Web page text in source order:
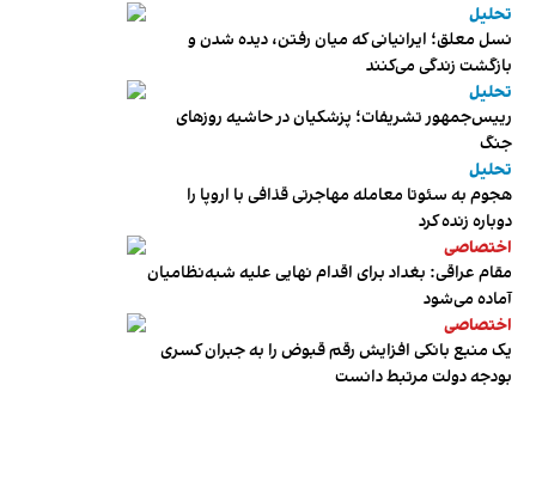
تحلیل
نسل معلق؛ ایرانیانی که میان رفتن، دیده شدن و
بازگشت زندگی می‌کنند
تحلیل
رییس‌جمهور تشریفات؛ پزشکیان در حاشیه روزهای
جنگ
تحلیل
هجوم به سئوتا معامله مهاجرتی قذافی با اروپا را
دوباره زنده کرد
اختصاصی
مقام عراقی: بغداد برای اقدام نهایی علیه شبه‌نظامیان
آماده می‌شود
اختصاصی
یک منبع بانکی افزایش رقم قبوض را به جبران کسری
بودجه دولت مرتبط دانست